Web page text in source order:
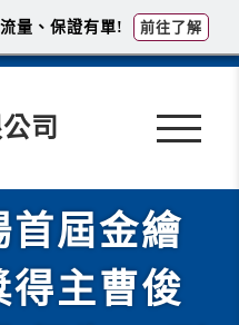
司
首屆金繪
得主曹俊
量、保證有單! 前往了解